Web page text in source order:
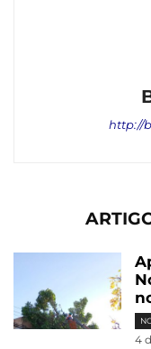
http://
4